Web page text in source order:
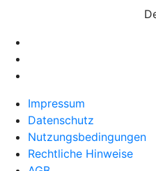
Impressum
Datenschutz
Nutzungsbedingungen
Rechtliche Hinweise